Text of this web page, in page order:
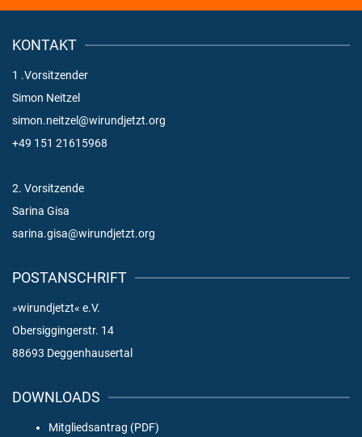
KONTAKT
1 .Vorsitzender
Simon Neitzel
simon.neitzel@wirundjetzt.org
+49 151 21615968
2. Vorsitzende
Sarina Gisa
sarina.gisa@wirundjetzt.org
POSTANSCHRIFT
»wirundjetzt« e.V.
Obersiggingerstr. 14
88693 Deggenhausertal
DOWNLOADS
Mitgliedsantrag (PDF)